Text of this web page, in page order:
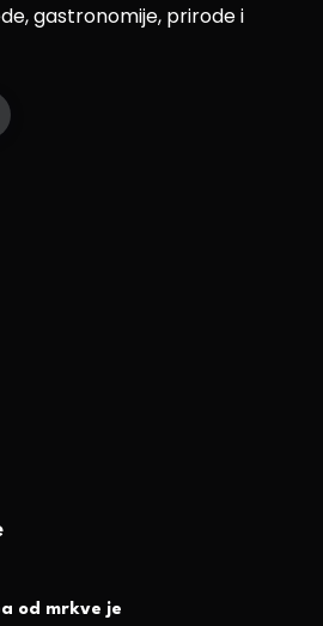
gastronomije, prirode i
od mrkve je